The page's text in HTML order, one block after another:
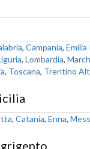
, Campania, Emilia
, Lombardia,
, Toscana, Trentino
, Catania, Enna,